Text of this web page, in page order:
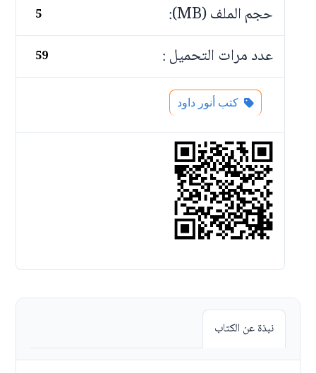
حجم الملف (MB): 5
عدد مرات التحميل : 59
كتب أنور داود
نبذة عن الكتاب